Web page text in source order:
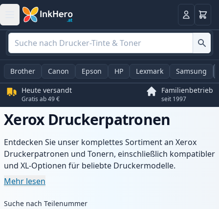
Anmelden
Brother Canon Epson HP Lexmark Samsung
Heute versandt
Gratis ab 49 €
Familienbetrieb
seit 1997
Xerox Druckerpatronen
Entdecken Sie unser komplettes Sortiment an Xerox
Druckerpatronen und Tonern, einschließlich kompatibler
und XL-Optionen für beliebte Druckermodelle.
Profitieren Sie von gleichbleibender Druckqualität,
lokalem Lager in Österreich.
Mehr lesen
Suche nach Teilenummer